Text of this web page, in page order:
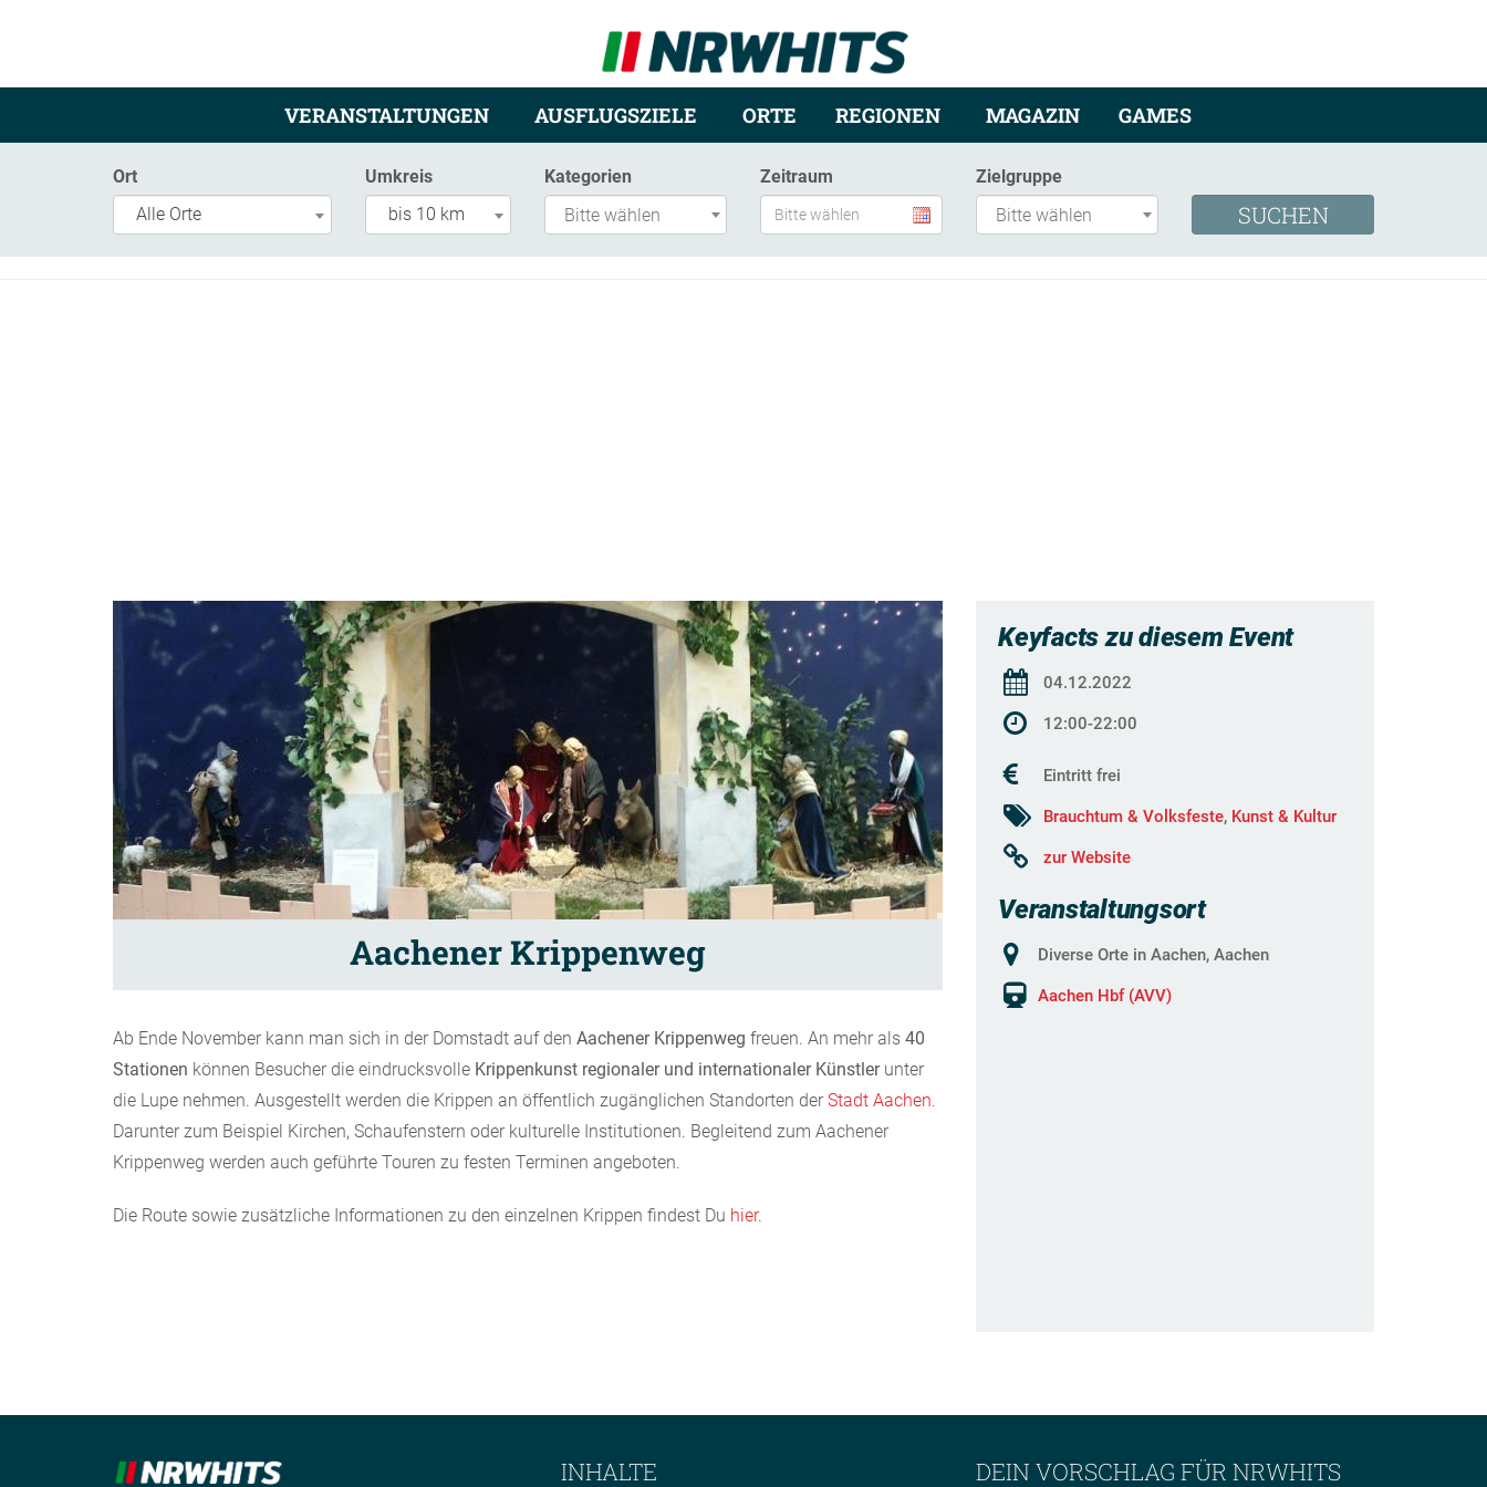
VERANSTALTUNGEN AUSFLUGSZIELE ORTE REGIONEN MAGAZIN GAMES
Ort
Alle Orte
Umkreis
bis 10 km
Kategorien Zeitraum Zielgruppe
Aachener Krippenweg
Ab Ende November kann man sich in der Domstadt auf den Aachener Krippenweg freuen. An mehr als 40
Stationen können Besucher die eindrucksvolle Krippenkunst regionaler und internationaler Künstlerunter
die Lupe nehmen. Ausgestellt werden die Krippen an öffentlich zugänglichen Standorten der Stadt Aachen.
Darunter zum Beispiel Kirchen, Schaufenstern oder kulturelle Institutionen. Begleitend zum Aachener
Krippenweg werden auch geführte Touren zu festen Terminen angeboten.
Die Route sowie zusätzliche Informationen zu den einzelnen Krippen findest Du hier.
Keyfacts zu diesem Event
04.12.2022
12:00-22:00
Eintritt frei
Brauchtum & Volksfeste, Kunst & Kultur
zur Website
Veranstaltungsort
Diverse Orte in Aachen, Aachen
Aachen Hbf (AVV)
INHALTE DEIN VORSCHLAG FÜR NRWHITS